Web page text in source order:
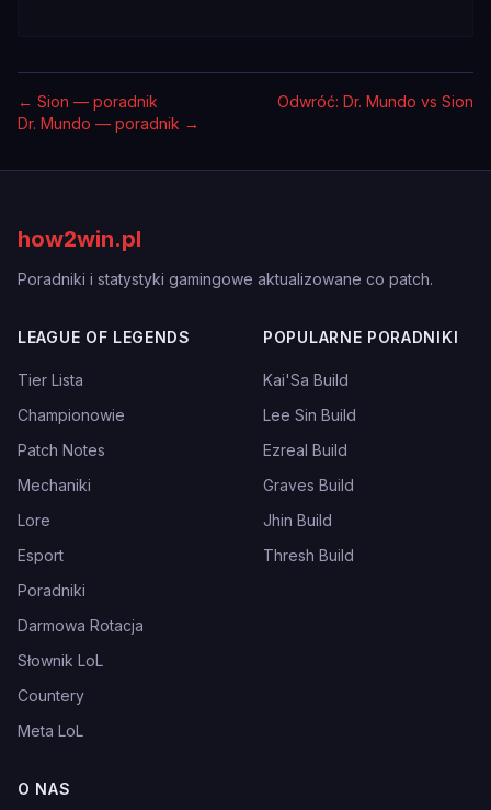
← Sion — poradnik
Odwróć: Dr. Mundo vs Sion
Dr. Mundo — poradnik →
how2win.pl
Poradniki i statystyki gamingowe aktualizowane co patch.
LEAGUE OF LEGENDS
Tier Lista
Championowie
Patch Notes
Mechaniki
Lore
Esport
Poradniki
Darmowa Rotacja
Słownik LoL
Countery
Meta LoL
POPULARNE PORADNIKI
Kai'Sa Build
Lee Sin Build
Ezreal Build
Graves Build
Jhin Build
Thresh Build
O NAS